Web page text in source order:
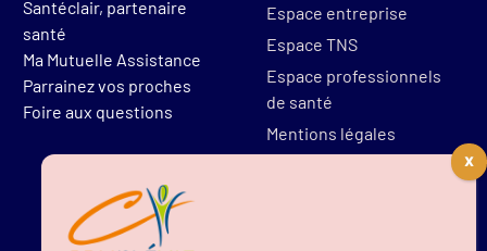
Santéclair, partenaire
santé
Ma Mutuelle Assistance
Parrainez vos proches
Foire aux questions
Espace entreprise
Espace TNS
Espace professionnels
de santé
Mentions légales
Protections des données